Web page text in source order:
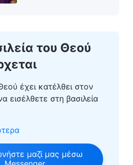
του Θεού
έχει κατέλθει στον
εισέλθετε στη βασιλεία
μαζί μας μέσω